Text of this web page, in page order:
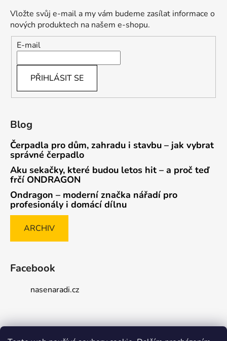
Vložte svůj e-mail a my vám budeme zasílat informace o
nových produktech na našem e-shopu.
E-mail
PŘIHLÁSIT SE
Blog
Čerpadla pro dům, zahradu i stavbu – jak vybrat
správné čerpadlo
Aku sekačky, které budou letos hit – a proč teď
frčí ONDRAGON
Ondragon – moderní značka nářadí pro
profesionály i domácí dílnu
ARCHIV
Facebook
nasenaradi.cz